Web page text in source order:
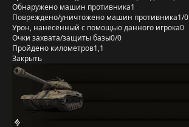
Обнаружено машин противника1
Повреждено/уничтожено машин противника1/0
Урон, нанесённый с помощью данного игрока0
Очки захвата/защиты базы0/0
Пройдено километров1,1
Закрыть